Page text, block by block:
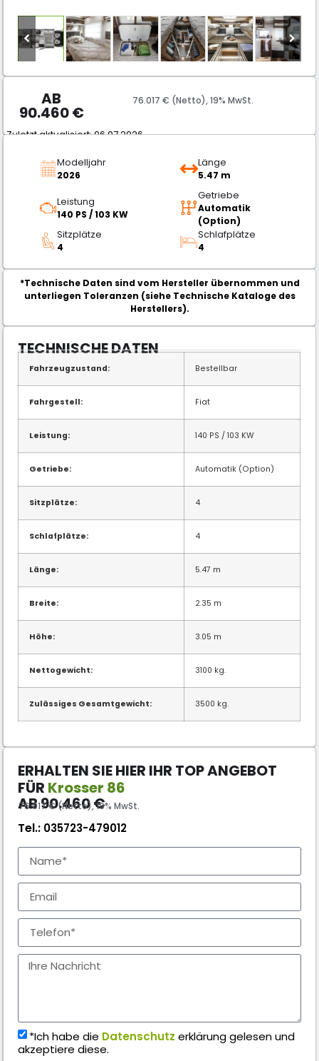
AB
90.460€
76.017 € (Netto), 19% MwSt.
Zuletzt aktualisiert: 06.07.2026
Modelljahr
2026
Länge
5.47 m
Leistung
140 PS / 103 KW
Getriebe
Automatik
(Option)
Sitzplätze
4
Schlafplätze
4
*Technische Daten sind vom Hersteller übernommen und
unterliegen Toleranzen (siehe Technische Kataloge des
Herstellers).
TECHNISCHE DATEN
Fahrzeugzustand: Bestellbar
Fahrgestell: Fiat
Leistung: 140 PS / 103 KW
Getriebe: Automatik (Option)
Sitzplätze: 4
Schlafplätze: 4
Länge: 5.47 m
Breite: 2.35 m
Höhe: 3.05 m
Nettogewicht: 3100 kg.
Zulässiges Gesamtgewicht: 3500 kg.
ERHALTEN SIE HIER IHR TOP ANGEBOT
FÜR Krosser 86
AB90.460€
76.017 € (Netto), 19% MwSt.
Tel.: 035723-479012
*Ich habe die Datenschutz erklärung gelesen und
akzeptiere diese.